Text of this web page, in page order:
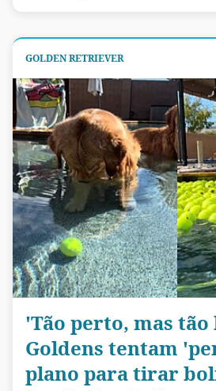
GOLDEN RETRIEVER
'Tão perto, mas tão
Goldens tentam
plano para tirar